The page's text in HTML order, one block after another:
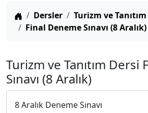
Anasayfa
Dersler
Turizm ve Tanıtım
Final Deneme Sınavı (8 Aralık)
Turizm ve Tanıtım Dersi
Sınavı (8 Aralık)
8 Aralık Deneme Sınavı